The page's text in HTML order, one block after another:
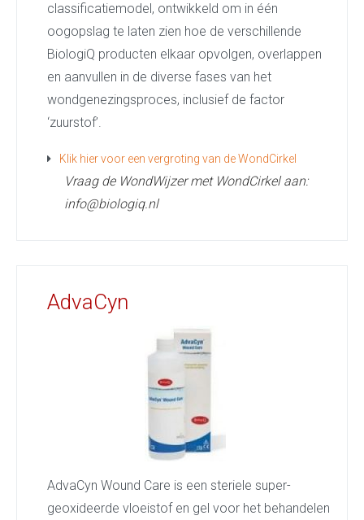
classificatiemodel, ontwikkeld om in één
oogopslag te laten zien hoe de verschillende
BiologiQ producten elkaar opvolgen, overlappen
en aanvullen in de diverse fases van het
wondgenezingsproces, inclusief de factor
‘zuurstof’.
Klik hier voor een vergroting van de WondCirkel
Vraag de WondWijzer met WondCirkel aan:
info@biologiq.nl
AdvaCyn
AdvaCyn Wound Care is een steriele super-
geoxideerde vloeistof en gel voor het behandelen